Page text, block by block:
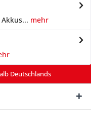
mehr
Deutschlands